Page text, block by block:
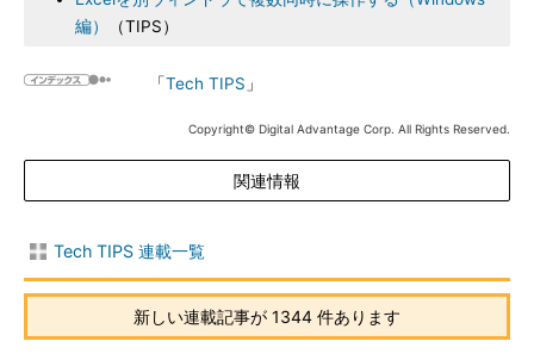
編）
（TIPS）
「Tech TIPS 」
Copyright© Digital Advantage Corp. All Rights Reserved.
関連情報
Tech TIPS 連載一覧
新しい連載記事が 1344 件あります